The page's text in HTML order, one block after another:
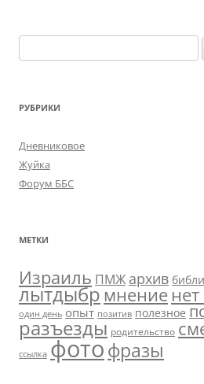
РУБРИКИ
Дневниковое
Жуйка
Форум ББС
МЕТКИ
Израиль ПМЖ архив
лытдыбрмнение
один день опыт позитив полезное
разъезды родительство
ссылка фотофразы